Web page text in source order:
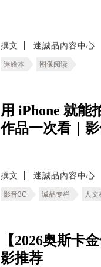
撰文 迷誠品內容中心
迷繪本 图像阅读
用 iPhone 就能
作品一次看｜
撰文 迷誠品內容中心
影音3C 诚品专栏 人文
【2026奥斯卡
影推荐